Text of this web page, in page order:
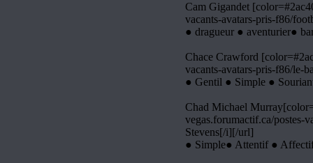
Cam Gigandet
vacants-avatars-pris-f86/
● dragueur ● aventurier●
Chace Crawford
vacants-avatars-pris-f86/
● Gentil ● Simple ●
Chad Michael
vegas.forumactif.ca/postes-
Stevens[/i][/url]
● Simple● Attentif ●